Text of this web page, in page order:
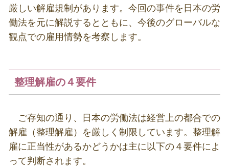
厳しい解雇規制があります。今回の事件を日本の労
働法を元に解説するとともに、今後のグローバルな
観点での雇用情勢を考察します。
整理解雇の４要件
ご存知の通り、日本の労働法は経営上の都合での
解雇（整理解雇）を厳しく制限しています。整理解
雇に正当性があるかどうかは主に以下の４要件によ
って判断されます。